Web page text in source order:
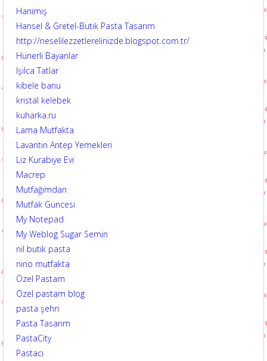
Hanimiş
Hansel & Gretel-Butik Pasta Tasarım
http://neselilezzetlerelinizde.blogspot.com.tr/
Hünerli Bayanlar
Işılca Tatlar
kibele banu
kristal kelebek
kuharka.ru
Lama Mutfakta
Lavantin Antep Yemekleri
Liz Kurabiye Evi
Macrep
Mutfağımdan
Mutfak Güncesi
My Notepad
My Weblog Sugar Semin
nil butik pasta
nino mutfakta
Özel Pastam
Özel pastam blog
pasta şehri
Pasta Tasarım
PastaCity
Pastacı